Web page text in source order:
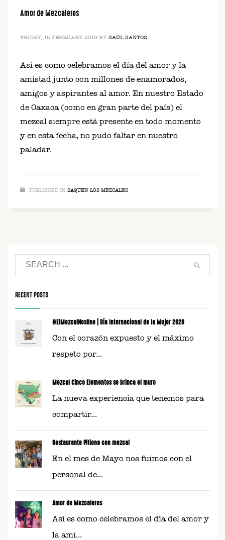
Amor de Mezcaleros
FRIDAY, 15 FEBRUARY 2019 BY SAÚL SANTOS
Así es como celebramos el día del amor y la
amistad junto con millones de enamorados,
amigos y aspirantes al amor. En nuestro Estado
de Oaxaca (como en gran parte del país) el
mezcal siempre está presente en todo momento
y en esta fecha, no pudo faltar en nuestro
paladar.
PUBLISHED IN SAQUEN LOS MEZCALES
RECENT POSTS
#ElMezcalNosUne | Día Internacional de la Mujer 2020
Con el corazón expuesto y el máximo
respeto por...
Mezcal Cinco Elementos se brinca el muro
La nueva experiencia que tenemos para
compartir...
Restaurante Pitiona con mezcal
En el mes de Mayo nos fuimos con el
personal de...
Amor de Mezcaleros
Así es como celebramos el día del amor y
la ami...